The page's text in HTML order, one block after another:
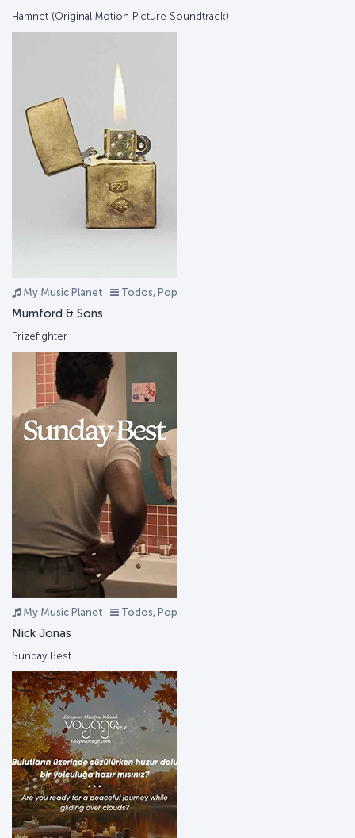
Hamnet (Original Motion Picture Soundtrack)
My Music Planet Todos, Pop
Mumford & Sons
Prizefighter
My Music Planet Todos, Pop
Nick Jonas
Sunday Best